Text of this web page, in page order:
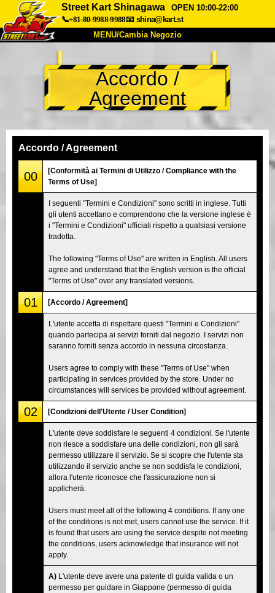
Street Kart Shinagawa
OPEN 10:00-22:00
📞+81-80-9988-9988📧 shina@kart.st
MENU/Cambia Negozio
Chi Siamo Specifiche Prezzo
Accesso Recensioni FAQ
Prenotazioni
Cambia Negozio
Tokyo Shinagawa
Tokyo Akihabara#2
Tokyo Shibuya Annex Tokyo Bay
Tokyo Asakusa Osaka
Accordo /
Agreement
Accordo / Agreement
00
[Conformità ai Termini di Utilizzo / Compliance with the
Terms of Use]
I seguenti "Termini e Condizioni" sono scritti in inglese. Tutti
gli utenti accettano e comprendono che la versione inglese è
i "Termini e Condizioni" ufficiali rispetto a qualsiasi versione
tradotta.
The following "Terms of Use" are written in English. All users
agree and understand that the English version is the official
"Terms of Use" over any translated versions.
01 [Accordo / Agreement]
L'utente accetta di rispettare questi "Termini e Condizioni"
quando partecipa ai servizi forniti dal negozio. I servizi non
saranno forniti senza accordo in nessuna circostanza.
Users agree to comply with these "Terms of Use" when
participating in services provided by the store. Under no
circumstances will services be provided without agreement.
02 [Condizioni dell'Utente / User Condition]
L'utente deve soddisfare le seguenti 4 condizioni. Se l'utente
non riesce a soddisfare una delle condizioni, non gli sarà
permesso utilizzare il servizio. Se si scopre che l'utente sta
utilizzando il servizio anche se non soddisfa le condizioni,
allora l'utente riconosce che l'assicurazione non si
applicherà.
Users must meet all of the following 4 conditions. If any one
of the conditions is not met, users cannot use the service. If it
is found that users are using the service despite not meeting
the conditions, users acknowledge that insurance will not
apply.
A) L'utente deve avere una patente di guida valida o un
permesso per guidare in Giappone (permesso di guida